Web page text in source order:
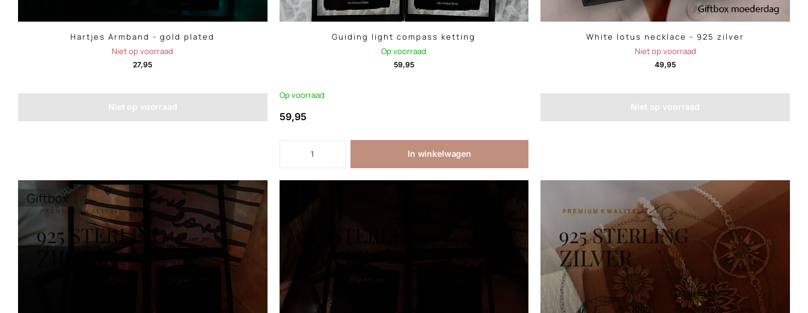
Hartjes Armband - gold plated
Niet op voorraad
27,95
Niet op voorraad
Guiding light compass ketting
Op voorraad
59,95
Op voorraad
59,95
In winkelwagen
White lotus necklace - 925 zilver
Niet op voorraad
49,95
Niet op voorraad